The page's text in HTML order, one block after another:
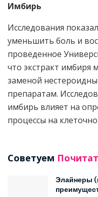
Имбирь
Исследования
уменьшить боль и
проведенное
что экстракт имбиря
заменой
препаратам.
имбирь влияет на
процессы на
Советуем
Элайнеры